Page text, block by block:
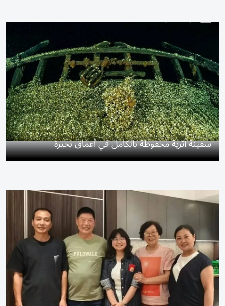
سفينة أثرية محفوظة بالكامل في أعماق بحيرة